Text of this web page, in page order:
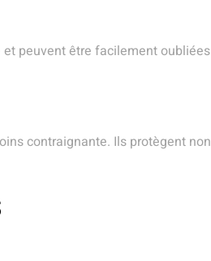
peuvent être facilement
contraignante. Ils protègent